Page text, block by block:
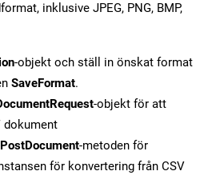
inklusive JPEG, PNG, BMP,
-objekt och ställ in önskat format
SaveFormat.
-objekt för att
dokument
-metoden för
för konvertering från CSV